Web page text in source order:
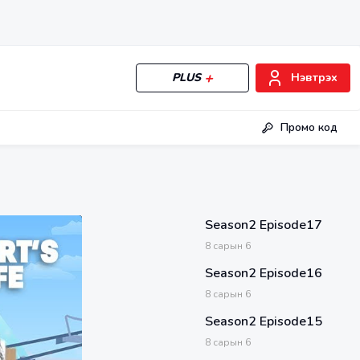
PLUS Нэвтрэх
Промо код
Season2 Episode17
8сарын 6
Season2 Episode16
8сарын 6
Season2 Episode15
8сарын 6